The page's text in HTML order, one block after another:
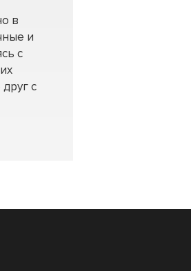
в
и
с
с